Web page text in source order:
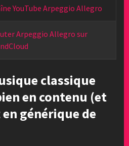
YouTube Arpeggio Allegro
Arpeggio Allegro sur
classique
en contenu (et
générique de